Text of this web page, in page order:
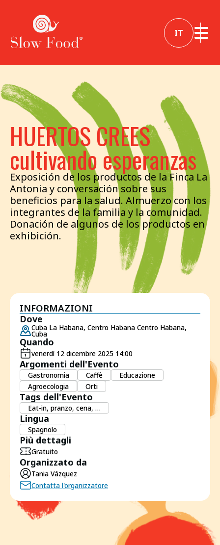
IT
HUERTOS CREES
cultivando esperanzas
Exposición de los productos de la Finca La
Antonia y conversación sobre sus
beneficios para la salud. Almuerzo con los
integrantes de la familia y la comunidad.
Donación de algunos de los productos en
exhibición.
INFORMAZIONI
Dove
Cuba La Habana, Centro Habana Centro Habana,
Cuba
Quando
venerdì 12 dicembre 2025 14:00
Argomenti dell'Evento
Gastronomia Caffè
Educazione
Agroecologia
Orti
Tags dell'Evento
Eat-in, pranzo, cena, …
Lingua
Spagnolo
Più dettagli
Gratuito
Organizzato da
Tania Vázquez
Contatta l'organizzatore